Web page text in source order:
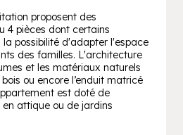
proposent des
4 pièces dont certains
possibilité d'adapter l'espace
des familles. L'architecture
et les matériaux naturels
ou encore l’enduit matricé
est doté de
attique ou de jardins